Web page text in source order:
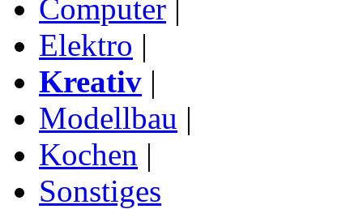
Computer |
Elektro |
Kreativ |
Modellbau |
Kochen |
Sonstiges